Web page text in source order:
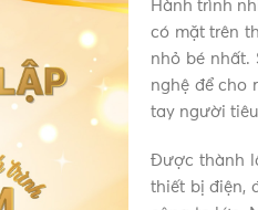
Hành trình
có mặt trên
nhỏ bé nhất.
nghệ để cho
tay người
Được thành
thiết bị điện,